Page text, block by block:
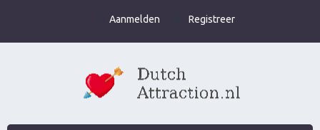
Aanmelden Registreer